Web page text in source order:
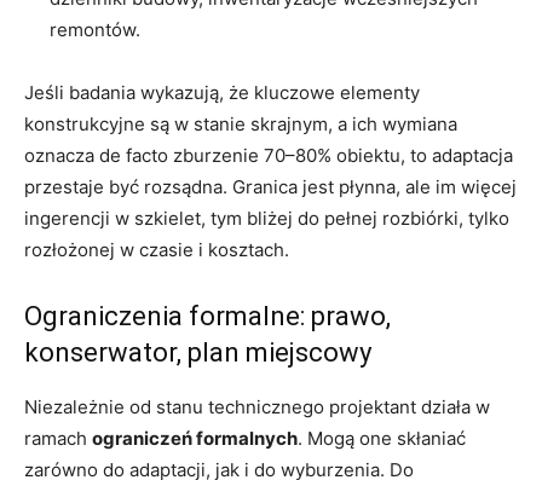
remontów.
Jeśli badania wykazują, że kluczowe elementy
konstrukcyjne są w stanie skrajnym, a ich wymiana
oznacza de facto zburzenie 70–80% obiektu, to adaptacja
przestaje być rozsądna. Granica jest płynna, ale im więcej
ingerencji w szkielet, tym bliżej do pełnej rozbiórki, tylko
rozłożonej w czasie i kosztach.
Ograniczenia formalne: prawo,
konserwator, plan miejscowy
Niezależnie od stanu technicznego projektant działa w
ramach ograniczeń formalnych. Mogą one skłaniać
zarówno do adaptacji, jak i do wyburzenia. Do